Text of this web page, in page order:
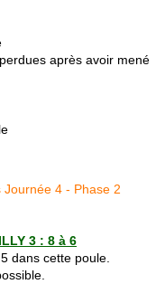
après avoir mené
3 : 8 à 6
dans cette poule.